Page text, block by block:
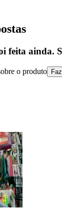
feita ainda.
o produto